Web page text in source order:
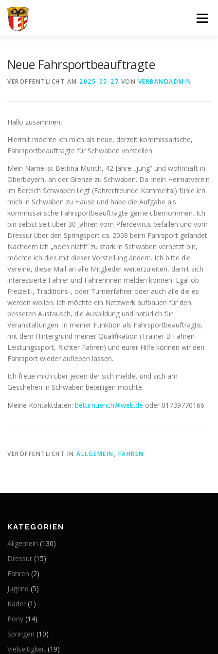
Zum
Inhalt
springen
Menü
DOKUMENTE – FORMULARE
Neue Fahrsportbeauftragte
VERÖFFENTLICHT AM 2025-05-27 VON VERBANDADMIN
Hallo zusammen,
Hiermit möchte ich mich als neue, derzeit kommissarische,
Fahrsportbeauftragte für Schwaben vorstellen.
Mein Name ist Bettina Münch, 42 Jahre „jung“ und wohnhaft in
Oberbayern, an der Grenze zu Schwaben. Da mein Heimatverein
im Bereich Schwaben liegt (Fahrerfreunde Kammeltal) fühle ich
mich in Schwaben zu Hause und habe die Aufgabe als
kommissarische Fahrsportbeauftragte gerne übernommen. Ich
bin selbst seit über 30 Jahren vom Pferdevirus befallen und vom
Dressur über den Springsport ca. 2008 beim Fahrsport gelandet.
Nachdem ich „noch nicht“ zu stark in Schwaben vernetzt bin,
möchte ich dies mit dieser Vorstellung ändern. Ich bitte die
Vereine, diese Mail an alle Mitglieder weiterzuleiten, damit sich
interessierte Fahrer und Fahrerinnen melden können. Egal ob
Freizeit-, Traditions-, oder Turnierfahrer oder auch alle die es
werden wollen. Ich möchte ein Netzwerk aufbauen für den
besseren Austausch, die Ausbildung und natürlich für
Veranstaltungen. In meiner Funktion als Fahrsportbeauftragte,
mit dem Hintergrund meiner Qualifikation (Trainer B Fahren
Leistungssport, Richter Fahren) und eurer Hilfe können wir den
Fahrsport wieder aufleben lassen.
Ich freue mich über jeden der sich meldet und sich am
Geschehen in Schwaben beteiligen möchte.
Meine Kontaktdaten: bettimuench@web.de oder 01739770166
VERÖFFENTLICHT IN ALLGEMEIN, FAHREN
KATEGORIEN
Allgemein (130)
Dressur (15)
Fahren (2)
Jugend (5)
Kader (1)
Pony (14)
Springen (10)
Vielseitigkeit (19)